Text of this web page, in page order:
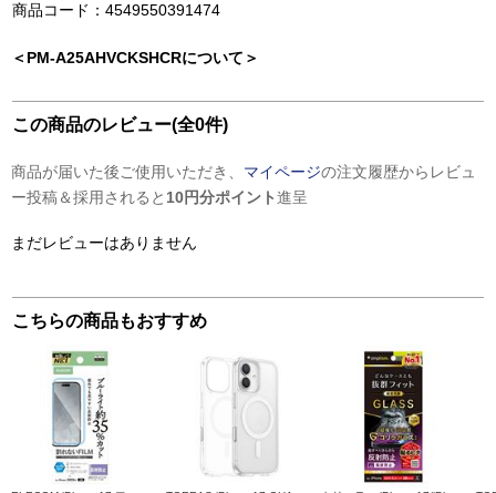
商品コード：4549550391474
＜PM-A25AHVCKSHCRについて＞
この商品のレビュー(全0件)
商品が届いた後ご使用いただき、 マイページの注文履歴からレビュ
ー投稿＆採用されると 10円分ポイント進呈
まだレビューはありません
こちらの商品もおすすめ